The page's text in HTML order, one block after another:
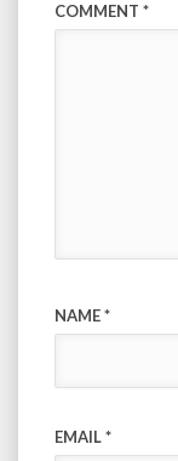
COMMENT *
NAME*
EMAIL*